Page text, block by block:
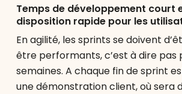
Temps de développement court
disposition rapide pour les
En agilité, les sprints se doivent
être performants, c’est à dire pas
semaines. A chaque fin de sprint
une démonstration client, où sera